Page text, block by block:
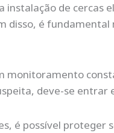
de cercas
disso, é
deve-se
é possível